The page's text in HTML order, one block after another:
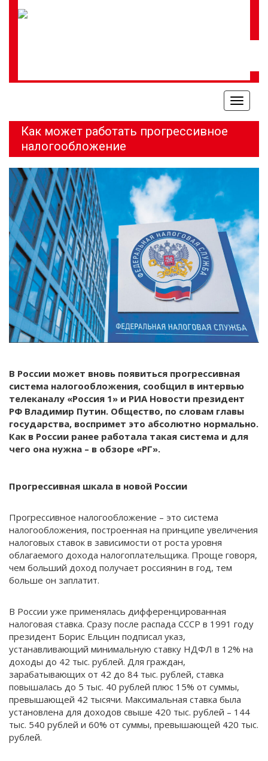
Меню
Как может работать прогрессивное
налогообложение
В России может вновь появиться прогрессивная
система налогообложения, сообщил в интервью
телеканалу «Россия 1» и РИА Новости президент
РФ Владимир Путин. Общество, по словам главы
государства, воспримет это абсолютно нормально.
Как в России ранее работала такая система и для
чего она нужна – в обзоре «РГ».
Прогрессивная шкала в новой России
Прогрессивное налогообложение – это система
налогообложения, построенная на принципе увеличения
налоговых ставок в зависимости от роста уровня
облагаемого дохода налогоплательщика. Проще говоря,
чем больший доход получает россиянин в год, тем
больше он заплатит.
В России уже применялась дифференцированная
налоговая ставка. Сразу после распада СССР в 1991 году
президент Борис Ельцин подписал указ,
устанавливающий минимальную ставку НДФЛ в 12% на
доходы до 42 тыс. руб­лей. Для граждан,
зарабатывающих от 42 до 84 тыс. рублей, ставка
повышалась до 5 тыс. 40 рублей плюс 15% от суммы,
превышающей 42 тысячи. Максимальная ставка была
установлена для доходов свыше 420 тыс. рублей – 144
тыс. 540 рублей и 60% от суммы, превышающей 420 тыс.
рублей.